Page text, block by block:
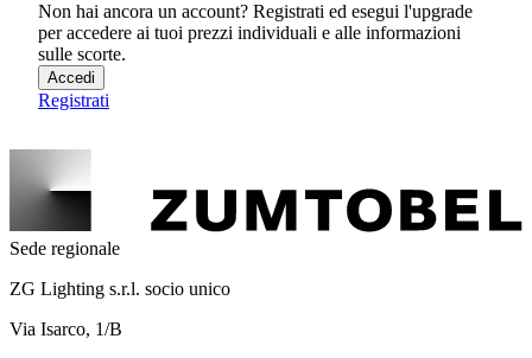
Non hai ancora un account? Registrati ed esegui l'upgrade
per accedere ai tuoi prezzi individuali e alle informazioni
sulle scorte.
Accedi
Registrati
Sede regionale
ZG Lighting s.r.l. socio unico
Via Isarco, 1/B